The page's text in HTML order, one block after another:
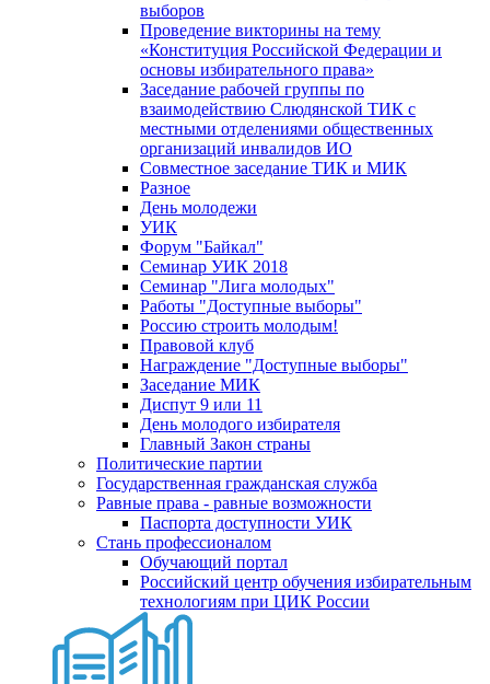
выборов
Проведение викторины на тему
«Конституция Российской Федерации и
основы избирательного права»
Заседание рабочей группы по
взаимодействию Слюдянской ТИК с
местными отделениями общественных
организаций инвалидов ИО
Совместное заседание ТИК и МИК
Разное
День молодежи
УИК
Форум "Байкал"
Семинар УИК 2018
Семинар "Лига молодых"
Работы "Доступные выборы"
Россию строить молодым!
Правовой клуб
Награждение "Доступные выборы"
Заседание МИК
Диспут 9 или 11
День молодого избирателя
Главный Закон страны
Политические партии
Государственная гражданская служба
Равные права - равные возможности
Паспорта доступности УИК
Стань профессионалом
Обучающий портал
Российский центр обучения избирательным
технологиям при ЦИК России